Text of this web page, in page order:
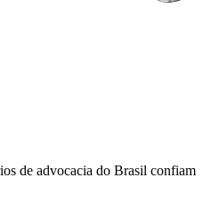
de advocacia do Brasil confiam